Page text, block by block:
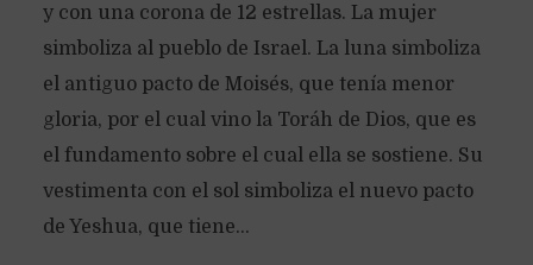
y con una corona de 12 estrellas. La mujer
simboliza al pueblo de Israel. La luna simboliza
el antiguo pacto de Moisés, que tenía menor
gloria, por el cual vino la Toráh de Dios, que es
el fundamento sobre el cual ella se sostiene. Su
vestimenta con el sol simboliza el nuevo pacto
de Yeshua, que tiene...